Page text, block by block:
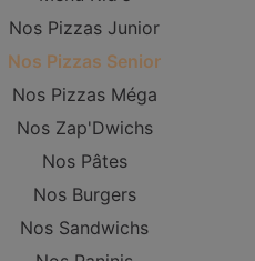
Nos Pizzas Junior
Nos Pizzas Senior
Nos Pizzas Méga
Nos Zap'Dwichs
Nos Pâtes
Nos Burgers
Nos Sandwichs